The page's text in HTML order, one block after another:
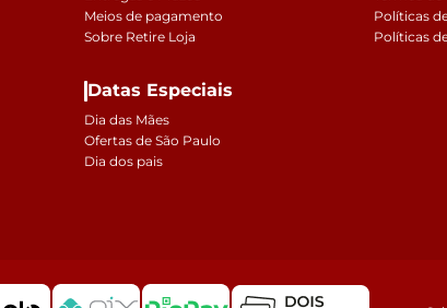
Meios de pagamento
Sobre Retire Loja
Políticas
Políticas
Datas Especiais
Dia das Mães
Ofertas de São Paulo
Dia dos pais